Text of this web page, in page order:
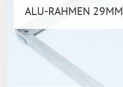
ALU-RAHMEN 29MM